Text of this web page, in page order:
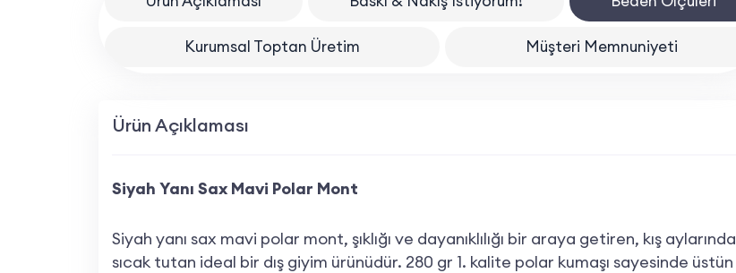
Kurumsal Toptan Üretim Müşteri Memnuniyeti
Ürün Açıklaması
Siyah Yanı Sax Mavi Polar Mont
Siyah yanı sax mavi polar mont, şıklığı ve dayanıklılığı bir araya getiren, kış aylarında
sıcak tutan ideal bir dış giyim ürünüdür. 280 gr 1. kalite polar kumaşı sayesinde üstün